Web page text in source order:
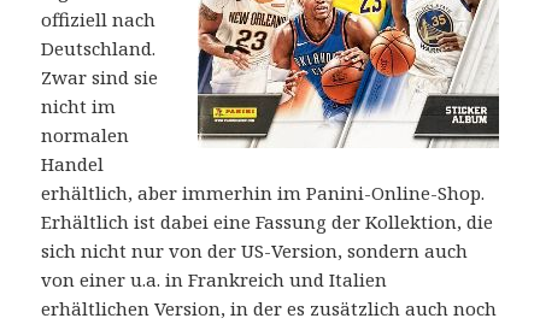
offiziell nach
Deutschland.
Zwar sind sie
nicht im
normalen
Handel
erhältlich, aber immerhin im Panini-Online-Shop.
Erhältlich ist dabei eine Fassung der Kollektion, die
sich nicht nur von der US-Version, sondern auch
von einer u.a. in Frankreich und Italien
erhältlichen Version, in der es zusätzlich auch noch